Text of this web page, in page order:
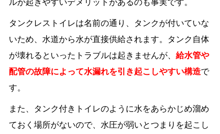
タンクレストイレは名前の通り、タンクが付いていな
いため、水道から水が直接供給されます。タンク自体
が壊れるといったトラブルは起きませんが、 給水管や
配管の故障によって水漏れを引き起こしやすい構造で
す。
また、タンク付きトイレのように水をあらかじめ溜め
ておく場所がないので、水圧が弱いとつまりを起こし